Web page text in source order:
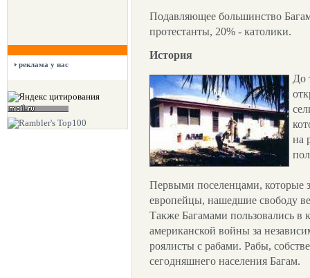
реклама у нас
Подавляющее большинство
протестанты, 20% - католики.
История
До
на
Первыми поселенцами, которые
европейцы, нашедшие свободу
Также Багамами пользовались в
американской войны за
роялисты с рабами. Рабы,
сегодняшнего населения Багам.